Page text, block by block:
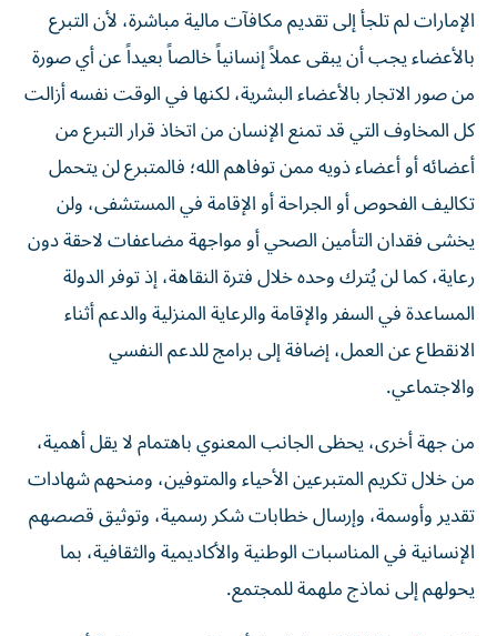
الإمارات لم تلجأ إلى تقديم مكافآت مالية مباشرة، لأن التبرع
بالأعضاء يجب أن يبقى عملاً إنسانياً خالصاً بعيداً عن أي صورة
من صور الاتجار بالأعضاء البشرية، لكنها في الوقت نفسه أزالت
كل المخاوف التي قد تمنع الإنسان من اتخاذ قرار التبرع من
أعضائه أو أعضاء ذويه ممن توفاهم الله؛ فالمتبرع لن يتحمل
تكاليف الفحوص أو الجراحة أو الإقامة في المستشفى، ولن
يخشى فقدان التأمين الصحي أو مواجهة مضاعفات لاحقة دون
رعاية، كما لن يُترك وحده خلال فترة النقاهة، إذ توفر الدولة
المساعدة في السفر والإقامة والرعاية المنزلية والدعم أثناء
الانقطاع عن العمل، إضافة إلى برامج للدعم النفسي
والاجتماعي.
من جهة أخرى، يحظى الجانب المعنوي باهتمام لا يقل أهمية،
من خلال تكريم المتبرعين الأحياء والمتوفين، ومنحهم شهادات
تقدير وأوسمة، وإرسال خطابات شكر رسمية، وتوثيق قصصهم
الإنسانية في المناسبات الوطنية والأكاديمية والثقافية، بما
يحولهم إلى نماذج ملهمة للمجتمع.